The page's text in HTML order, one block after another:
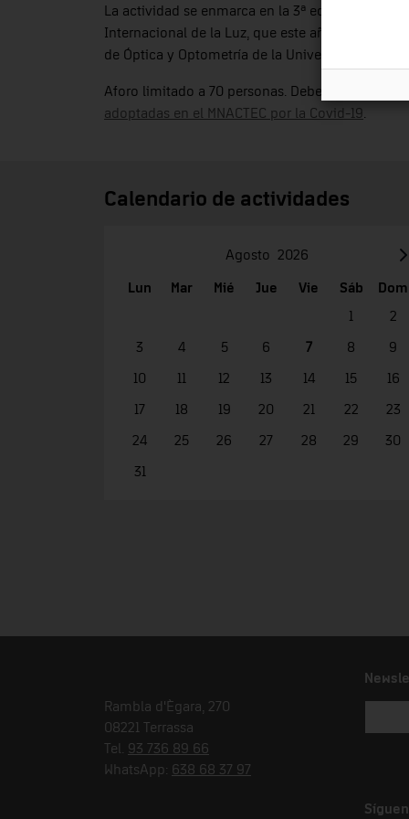
La actividad se enmarca en la 3ª edición del
Internacional de la Luz, que este año tiene lugar
de Óptica y Optometría de la Universitat
Aforo limitado a 70 personas. Debe reservarse
adoptadas en el MNACTEC por la Covid-19
Calendario de actividades
Agosto 2026
Lun Mar Mié Jue Vie Sáb
Dom
1
2
3 4 5 6 7 8 9
10 11 12 13 14 15 16
17 18 19 20 21 22 23
24 25 26 27 28 29 30
31
Rambla d'Ègara, 270
08221 Terrassa
Tel. 93 736 89 66
WhatsApp: 638 68 37 97